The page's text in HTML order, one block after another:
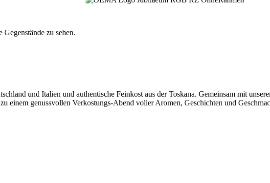
und Italien und authentische Feinkost aus der Toskana. Gemeinsam mit
genussvollen Verkostungs-Abend voller Aromen, Geschichten und